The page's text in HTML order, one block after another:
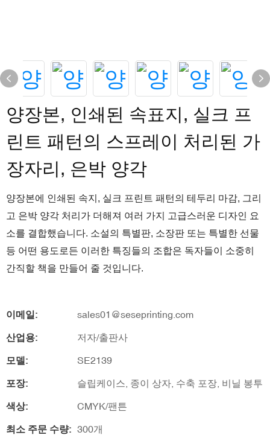
양장본, 인쇄된 속표지, 실크 프
린트 패턴의 스프레이 처리된 가
장자리, 은박 양각
양장본에 인쇄된 속지, 실크 프린트 패턴의 테두리 마감, 그리
고 은박 양각 처리가 더해져 여러 가지 고급스러운 디자인 요
소를 결합했습니다. 소설의 특별판, 소장판 또는 특별한 선물
등 어떤 용도로든 이러한 특징들의 조합은 독자들이 소중히
간직할 책을 만들어 줄 것입니다.
이메일: sales01@seseprinting.com
산업용: 저자/출판사
모델: SE2139
포장: 슬립케이스, 종이 상자, 수축 포장, 비닐 봉투
색상: CMYK/팬튼
최소 주문 수량: 300개